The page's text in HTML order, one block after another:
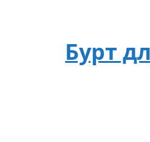
Бурт